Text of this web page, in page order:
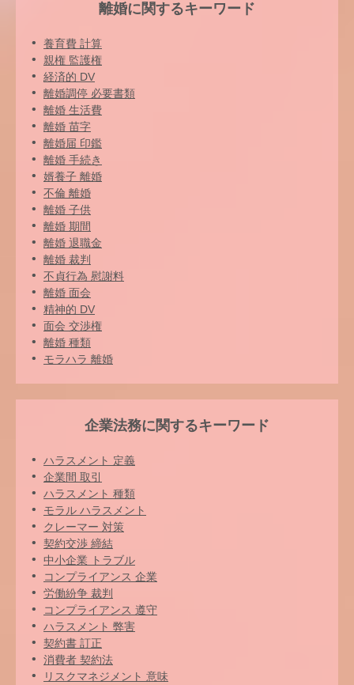
離婚に関するキーワード
養育費 計算
親権 監護権
経済的 DV
離婚調停 必要書類
離婚 生活費
離婚 苗字
離婚届 印鑑
離婚 手続き
婿養子 離婚
不倫 離婚
離婚 子供
離婚 期間
離婚 退職金
離婚 裁判
不貞行為 慰謝料
離婚 面会
精神的 DV
面会 交渉権
離婚 種類
モラハラ 離婚
企業法務に関するキーワード
ハラスメント 定義
企業間 取引
ハラスメント 種類
モラル ハラスメント
クレーマー 対策
契約交渉 締結
中小企業 トラブル
コンプライアンス 企業
労働紛争 裁判
コンプライアンス 遵守
ハラスメント 弊害
契約書 訂正
消費者 契約法
リスクマネジメント 意味